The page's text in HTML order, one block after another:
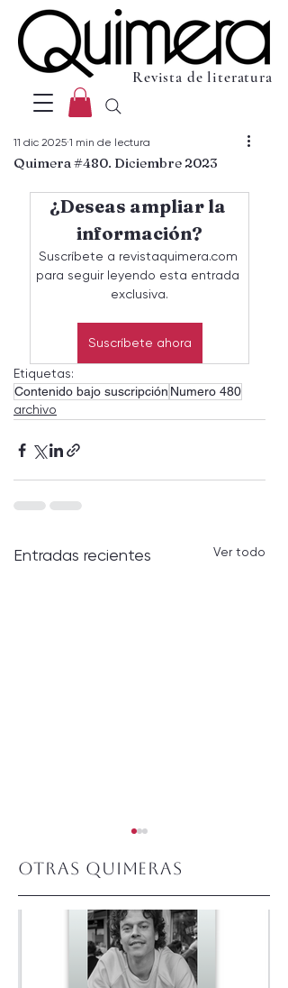
Revista de literatura
Quimera #480. Diciembre 2023
11 dic 2025 1 min de lectura
¿Deseas ampliar la
información?
Suscríbete a revistaquimera.com
para seguir leyendo esta entrada
exclusiva.
Suscríbete ahora
Etiquetas:
Contenido bajo suscripción Numero 480
archivo
Entradas recientes Ver todo
Quimera #510.
Junio 2026
Otras quimeras